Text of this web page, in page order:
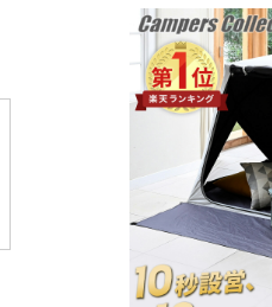
2022/09/17
スポーツ
ング：6位
2022/09/16
スポーツ
ング：1位
2022/09/15